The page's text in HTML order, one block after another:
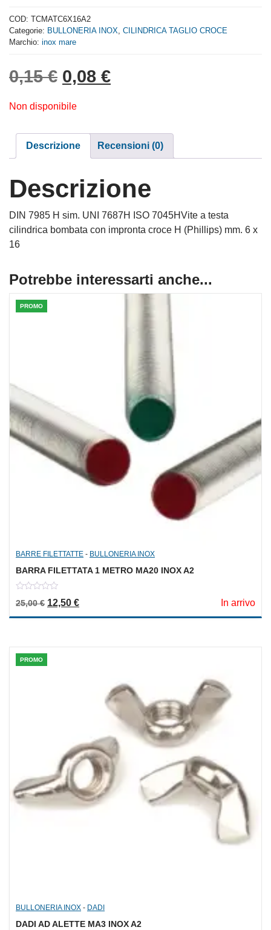
out
of
5
COD: TCMATC6X16A2
Categorie: BULLONERIA INOX, CILINDRICA TAGLIO CROCE
Marchio: inox mare
0,15€ Il prezzo originale era:
0,08 €Il prezzo attuale è:
Non disponibile
Descrizione Recensioni (0)
Descrizione
DIN 7985 H sim. UNI 7687H ISO 7045HVite a testa
cilindrica bombata con impronta croce H (Phillips) mm. 6 x
16
Potrebbe interessarti anche...
PROMO
BARRE FILETTATTE - BULLONERIA INOX
BARRA FILETTATA 1 METRO MA20 INOX A2
out
5
25,00€ Il prezzo originale era: 25,00 €.
12,50 €Il prezzo attuale è: 12,50 €. In arrivo
PROMO
BULLONERIA INOX - DADI
DADI AD ALETTE MA3 INOX A2